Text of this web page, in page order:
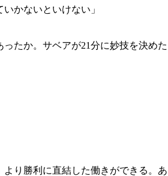
かないといけない」
たか。サベアが21分に妙技を決めた
より勝利に直結した働きができる。あ